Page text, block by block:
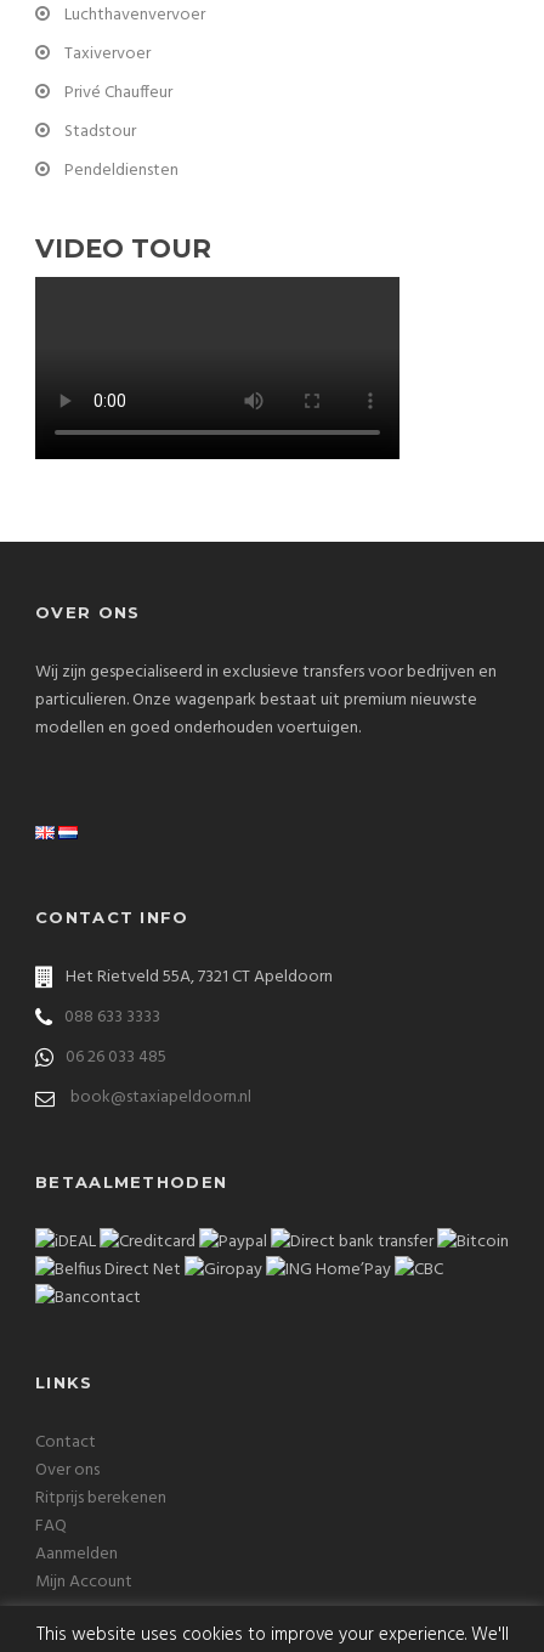
Luchthavenvervoer
Taxivervoer
Privé Chauffeur
Stadstour
Pendeldiensten
VIDEO TOUR
OVER ONS
Wij zijn gespecialiseerd in exclusieve transfers voor bedrijven en
particulieren. Onze wagenpark bestaat uit premium nieuwste
modellen en goed onderhouden voertuigen.
CONTACT INFO
Het Rietveld 55A, 7321 CT Apeldoorn
088 633 3333
06 26 033 485
book@staxiapeldoorn.nl
BETAALMETHODEN
LINKS
Contact
Over ons
Ritprijs berekenen
FAQ
Aanmelden
Mijn Account
This website uses cookies to improve your experience. We'll